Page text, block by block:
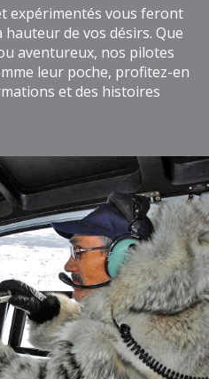
expérimentés vous feront
de vos désirs. Que
aventureux, nos pilotes
leur poche, profitez-en
et des histoires